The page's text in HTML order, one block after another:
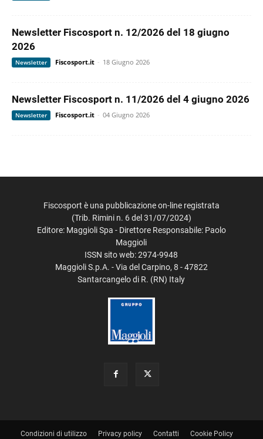
Newsletter Fiscosport n. 12/2026 del 18 giugno
2026
Newsletter Fiscosport.it - 18 Giugno 2026
Newsletter Fiscosport n. 11/2026 del 4 giugno 2026
Newsletter Fiscosport.it - 04 Giugno 2026
Fiscosport è una pubblicazione on-line registrata
(Trib. Rimini n. 6 del 31/07/2024)
Editore: Maggioli Spa - Direttore Responsabile: Paolo
Maggioli
ISSN sito web: 2974-9948
Maggioli S.p.A. - Via del Carpino, 8 - 47822
Santarcangelo di R. (RN) Italy
Condizioni di utilizzo Privacy policy Contatti Cookie Policy